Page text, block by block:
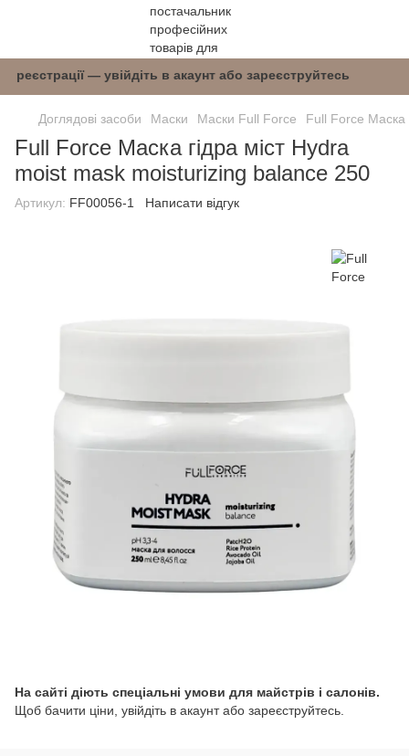
реєстрації — увійдіть в акаунт або
Доглядові засоби Маски Маски Full Force Full Force Маска
Full Force Маска гідра міст Hydra
moist mask moisturizing balance 250
Артикул: FF00056-1 Написати відгук
На сайті діють спеціальні умови для майстрів і салонів.
Щоб бачити ціни, увійдіть в акаунт або зареєструйтесь.